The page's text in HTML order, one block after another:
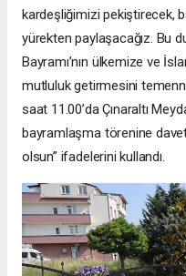
kardeşliğimizi pekiştirecek,
yürekten paylaşacağız. Bu
Bayramı’nın ülkemize ve
mutluluk getirmesini
saat 11.00’da Çınaraltı
bayramlaşma törenine
olsun” ifadelerini kullandı.